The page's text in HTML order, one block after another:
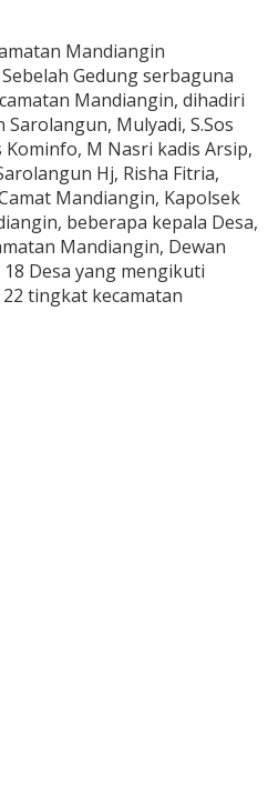
Mandiangin
Gedung serbaguna
Mandiangin, dihadiri
Mulyadi, S.Sos
Kominfo, M Nasri kadis Arsip,
Hj, Risha Fitria,
Mandiangin, Kapolsek
beberapa kepala Desa,
Mandiangin, Dewan
Desa yang mengikuti
tingkat kecamatan